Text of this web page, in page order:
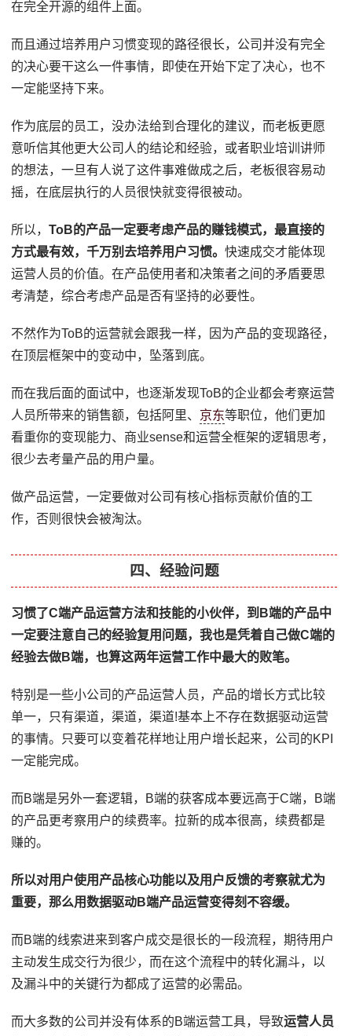
在完全开源的组件上面。
而且通过培养用户习惯变现的路径很长，公司并没有完全
的决心要干这么一件事情，即使在开始下定了决心，也不
一定能坚持下来。
作为底层的员工，没办法给到合理化的建议，而老板更愿
意听信其他更大公司人的结论和经验，或者职业培训讲师
的想法，一旦有人说了这件事难做成之后，老板很容易动
摇，在底层执行的人员很快就变得很被动。
所以，ToB的产品一定要考虑产品的赚钱模式，最直接的
方式最有效，千万别去培养用户习惯。快速成交才能体现
运营人员的价值。在产品使用者和决策者之间的矛盾要思
考清楚，综合考虑产品是否有坚持的必要性。
不然作为ToB的运营就会跟我一样，因为产品的变现路径，
在顶层框架中的变动中，坠落到底。
而在我后面的面试中，也逐渐发现ToB的企业都会考察运营
人员所带来的销售额，包括阿里、 京东等职位，他们更加
看重你的变现能力、商业sense和运营全框架的逻辑思考，
很少去考量产品的用户量。
做产品运营，一定要做对公司有核心指标贡献价值的工
作，否则很快会被淘汰。
四、经验问题
习惯了C端产品运营方法和技能的小伙伴，到B端的产品中
一定要注意自己的经验复用问题，我也是凭着自己做C端的
经验去做B端，也算这两年运营工作中最大的败笔。
特别是一些小公司的产品运营人员，产品的增长方式比较
单一，只有渠道，渠道，渠道!基本上不存在数据驱动运营
的事情。只要可以变着花样地让用户增长起来，公司的KPI
一定能完成。
而B端是另外一套逻辑，B端的获客成本要远高于C端，B端
的产品更考察用户的续费率。拉新的成本很高，续费都是
赚的。
所以对用户使用产品核心功能以及用户反馈的考察就尤为
重要，那么用数据驱动B端产品运营变得刻不容缓。
而B端的线索进来到客户成交是很长的一段流程，期待用户
主动发生成交行为很少，而在这个流程中的转化漏斗，以
及漏斗中的关键行为都成了运营的必需品。
而大多数的公司并没有体系的B端运营工具，导致运营人员